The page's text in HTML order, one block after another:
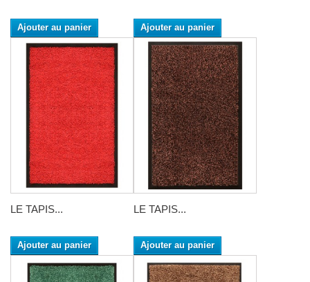
Ajouter au panier Ajouter au panier
LE TAPIS...
Ajouter au panier
LE TAPIS...
Ajouter au panier